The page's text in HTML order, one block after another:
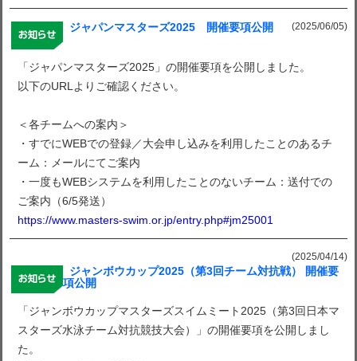
(2025/06/05)
ジャパンマスターズ2025 開催要項公開
「ジャパンマスターズ2025」の開催要項を公開しました。
以下のURLよりご確認ください。
＜各チームへの案内＞
・すでにWEBでの登録／大会申し込みを利用したことのあるチ
ーム：メールにてご案内
・一度もWEBシステムを利用したことのないチーム：送付での
ご案内（6/5発送）
https://www.masters-swim.or.jp/entry.php#jm25001
(2025/04/14)
ジャンボウカップ2025（第3回チーム対抗戦） 開催要
項公開
「ジャンボウカップマスターズスイムミート2025（第3回日本マ
スターズ水泳チーム対抗競技大会）」の開催要項を公開しまし
た。